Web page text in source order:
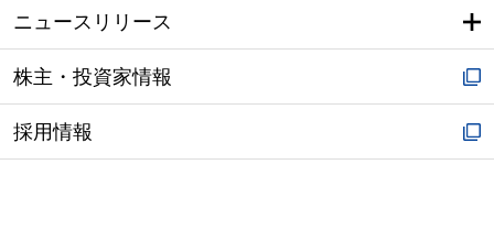
ニュースリリース
株主・投資家情報
採用情報